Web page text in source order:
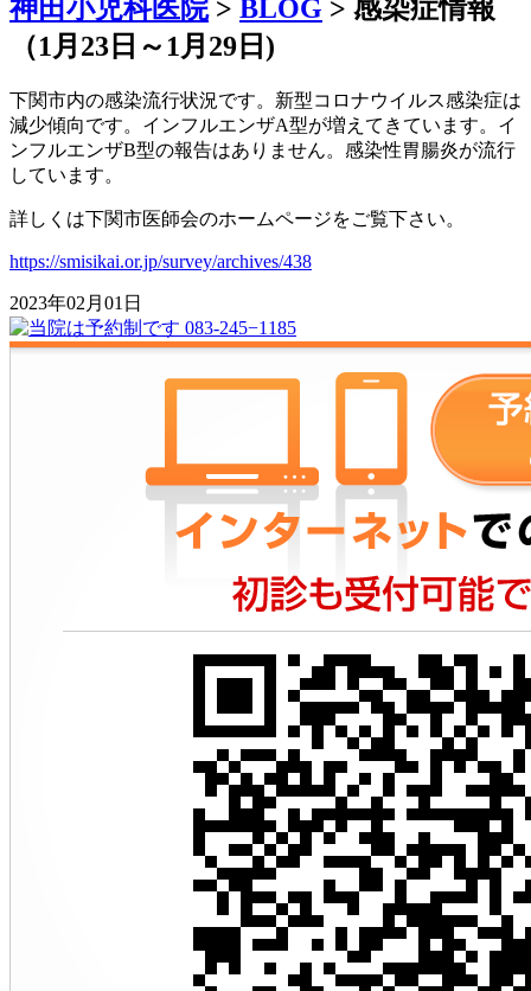
神田小児科医院> BLOG > 感染症情報
（1月23日～1月29日)
下関市内の感染流行状況です。新型コロナウイルス感染症は
減少傾向です。インフルエンザA型が増えてきています。イ
ンフルエンザB型の報告はありません。感染性胃腸炎が流行
しています。
詳しくは下関市医師会のホームページをご覧下さい。
https://smisikai.or.jp/survey/archives/438
2023年02月01日